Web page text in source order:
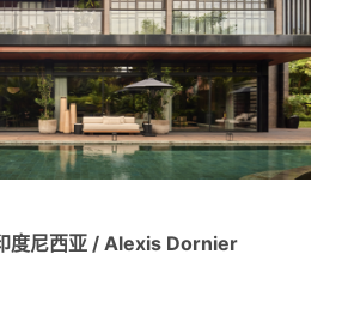
度尼西亚 / Alexis Dornier